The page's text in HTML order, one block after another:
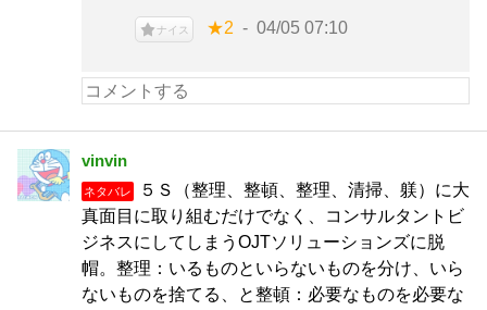
ナイス ★2 04/05 07:10
vinvin
ネタバレ
５Ｓ（整理、整頓、整理、清掃、躾）に大
真面目に取り組むだけでなく、コンサルタントビ
ジネスにしてしまうOJTソリューションズに脱
帽。整理：いるものといらないものを分け、いら
ないものを捨てる、と整頓：必要なものを必要な